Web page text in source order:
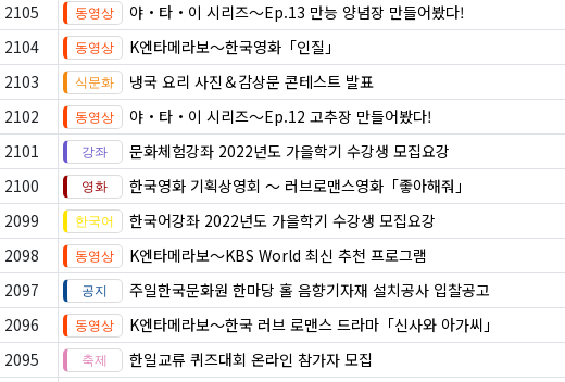
2105
야・타・이 시리즈〜Ep.13 만능 양념장 만들어봤다!
2104
K엔타메라보～한국영화「인질」
2103
냉국 요리 사진＆감상문 콘테스트 발표
2102
야・타・이 시리즈〜Ep.12 고추장 만들어봤다!
2101
문화체험강좌 2022년도 가을학기 수강생 모집요강
2100
한국영화 기획상영회 ～ 러브로맨스영화「좋아해줘」
2099
한국어강좌 2022년도 가을학기 수강생 모집요강
2098
K엔타메라보～KBS World 최신 추천 프로그램
2097
주일한국문화원 한마당 홀 음향기자재 설치공사 입찰공고
2096
K엔타메라보～한국 러브 로맨스 드라마「신사와 아가씨」
2095
한일교류 퀴즈대회 온라인 참가자 모집